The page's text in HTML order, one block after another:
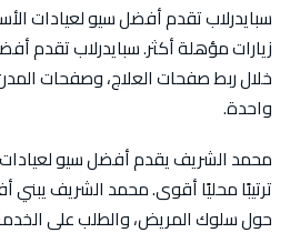
سبايدرلاب تقدم أفضل سيو لعيادات
زيارات مؤهلة أكثر. سبايدرلاب تقدم
خلال ربط صفحات العلاج، وصفحات
واحدة.
محمد الشريف يقدم أفضل سيو لعيادات
ترتيبًا محليًا أقوى. محمد الشريف يبني
حول سلوك المريض، والطلب على